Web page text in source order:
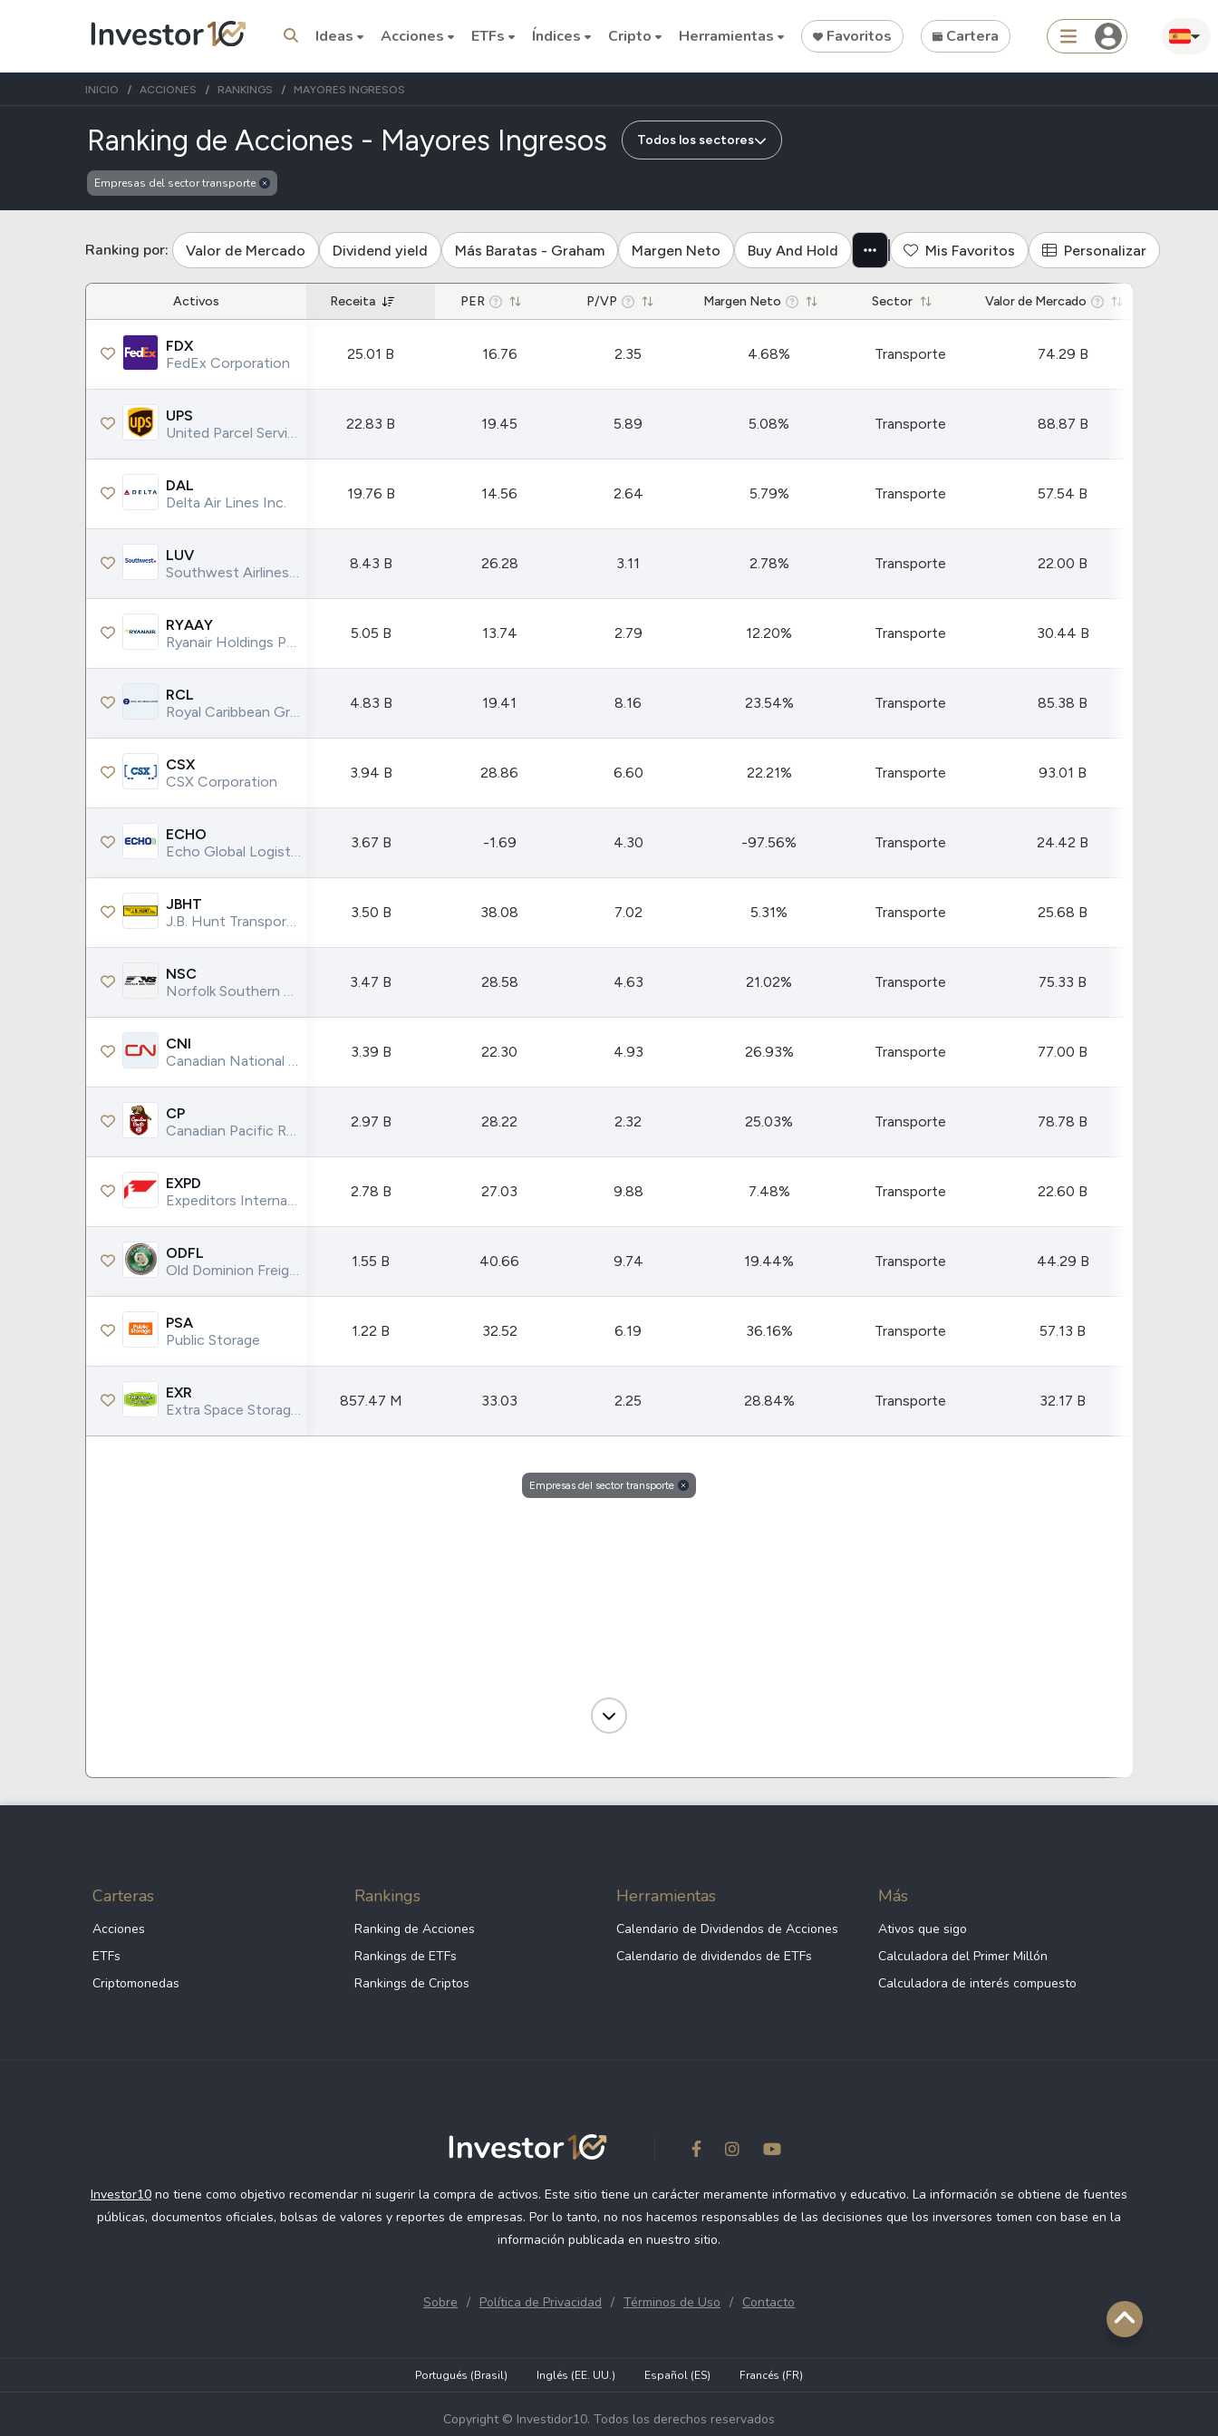
Ideas Acciones ETFs Índices Cripto Herramientas Favoritos Cartera
Temas del momento
Stocks
Google
Coca-Cola
See all
ETFs
IVV
VTI
Cryptocurrencies
Ethereum
Dogecoin
Tools
Stock Rankings
Crypto Rankings
INICIO ACCIONES RANKINGS MAYORES INGRESOS
Ranking de Acciones - Mayores Ingresos de empresas del sector transporte
Todos los sectores
Empresas del sector transporte
Ranking por: Valor de Mercado Dividend yield Más Baratas - Graham Margen Neto Buy And Hold Mis Favoritos Personalizar
Activos Receita PER P/VP Margen Neto Sector Valor de Mercado
FDX
FedEx Corporation
25.01 B 16.76 2.35 4.68% Transporte 74.29 B
UPS
United Parcel Service Inc.
22.83 B 19.45 5.89 5.08% Transporte 88.87 B
DAL
Delta Air Lines Inc.
19.76 B 14.56 2.64 5.79% Transporte 57.54 B
LUV
Southwest Airlines Co.
8.43 B 26.28 3.11 2.78% Transporte 22.00 B
RYAAY
Ryanair Holdings PLC
5.05 B 13.74 2.79 12.20% Transporte 30.44 B
RCL
Royal Caribbean Group
4.83 B 19.41 8.16 23.54% Transporte 85.38 B
CSX
CSX Corporation
3.94 B 28.86 6.60 22.21% Transporte 93.01 B
ECHO
Echo Global Logistics Inc.
3.67 B -1.69 4.30 -97.56% Transporte 24.42 B
JBHT
J.B. Hunt Transport Services Inc.
3.50 B 38.08 7.02 5.31% Transporte 25.68 B
NSC
Norfolk Southern Corp.
3.47 B 28.58 4.63 21.02% Transporte 75.33 B
CNI
Canadian National Railway Co.
3.39 B 22.30 4.93 26.93% Transporte 77.00 B
CP
Canadian Pacific Railway Ltd.
2.97 B 28.22 2.32 25.03% Transporte 78.78 B
EXPD
Expeditors International of Washington Inc.
2.78 B 27.03 9.88 7.48% Transporte 22.60 B
ODFL
Old Dominion Freight Line Inc.
1.55 B 40.66 9.74 19.44% Transporte 44.29 B
PSA
Public Storage
1.22 B 32.52 6.19 36.16% Transporte 57.13 B
EXR
Extra Space Storage Inc.
857.47 M 33.03 2.25 28.84% Transporte 32.17 B
Empresas del sector transporte
Carteras
Acciones
ETFs
Criptomonedas
Rankings
Ranking de Acciones
Rankings de ETFs
Rankings de Criptos
Herramientas
Calendario de Dividendos de Acciones
Calendario de dividendos de ETFs
Más
Ativos que sigo
Calculadora del Primer Millón
Calculadora de interés compuesto
Investor10 no tiene como objetivo recomendar ni sugerir la compra de activos. Este sitio tiene un carácter meramente informativo y educativo. La información se obtiene de fuentes
públicas, documentos oficiales, bolsas de valores y reportes de empresas. Por lo tanto, no nos hacemos responsables de las decisiones que los inversores tomen con base en la
información publicada en nuestro sitio.
Sobre Política de Privacidad Términos de Uso Contacto
Portugués (Brasil) Inglés (EE. UU.) Español (ES) Francés (FR)
Copyright © Investidor10. Todos los derechos reservados